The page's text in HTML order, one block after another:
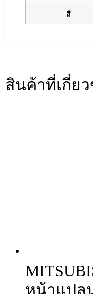
สี
สินค้าที่เกี่ย
หน้าแปล